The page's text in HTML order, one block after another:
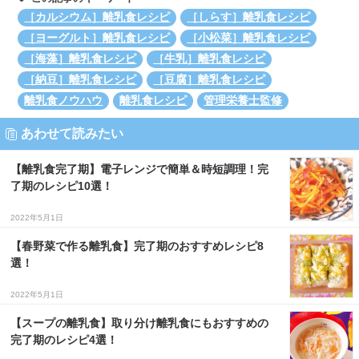
［カルシウム］離乳食レシピ
［しらす］離乳食レシピ
［ヨーグルト］離乳食レシピ
［小松菜］離乳食レシピ
［海藻］離乳食レシピ
［牛乳］離乳食レシピ
［納豆］離乳食レシピ
［豆腐］離乳食レシピ
離乳食ノウハウ
離乳食レシピ 管理栄養士監修
あわせて読みたい
【離乳食完了期】電子レンジで簡単＆時短調理！完
了期のレシピ10選！
2022年5月1日
【春野菜で作る離乳食】完了期のおすすめレシピ8
選！
2022年5月1日
【スープの離乳食】取り分け離乳食にもおすすめの
完了期のレシピ4選！